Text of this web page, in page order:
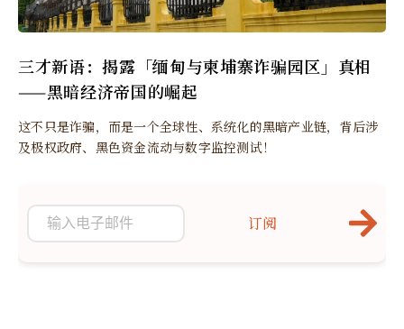
三才新语：揭露「缅甸与柬埔寨诈骗园区」真相
——黑暗经济帝国的崛起
这不只是诈骗，而是一个全球性、系统化的黑暗产业链，背后涉
及极权政府、黑色资金流动与数字监控测试！
订阅